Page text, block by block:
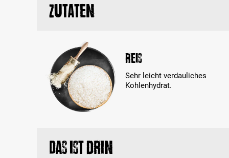
Zutaten
Reis
Sehr leicht verdauliches
Kohlenhydrat.
Das ist drin